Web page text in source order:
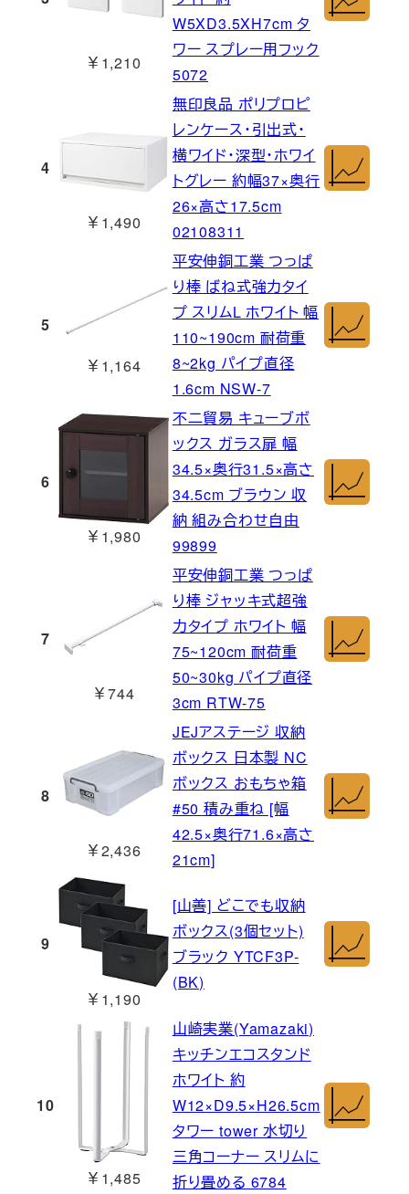
￥1,210
W5XD3.5XH7cm タ
ワー スプレー用フック
5072
4
￥1,490
無印良品 ポリプロピ
レンケース・引出式・
横ワイド・深型・ホワイ
トグレー 約幅37×奥行
26×高さ17.5cm
02108311
5
￥1,164
平安伸銅工業 つっぱ
り棒 ばね式強力タイ
プ スリムL ホワイト 幅
110~190cm 耐荷重
8~2kg パイプ直径
1.6cm NSW-7
6
￥1,980
不二貿易 キューブボ
ックス ガラス扉 幅
34.5×奥行31.5×高さ
34.5cm ブラウン 収
納 組み合わせ自由
99899
7
￥744
平安伸銅工業 つっぱ
り棒 ジャッキ式超強
力タイプ ホワイト 幅
75~120cm 耐荷重
50~30kg パイプ直径
3cm RTW-75
8
￥2,436
JEJアステージ 収納
ボックス 日本製 NC
ボックス おもちゃ箱
#50 積み重ね [幅
42.5×奥行71.6×高さ
21cm]
9
￥1,190
[山善] どこでも収納
ボックス(3個セット)
ブラック YTCF3P-
(BK)
10
￥1,485
山崎実業(Yamazaki)
キッチンエコスタンド
ホワイト 約
W12×D9.5×H26.5cm
タワー tower 水切り
三角コーナー スリムに
折り畳める 6784